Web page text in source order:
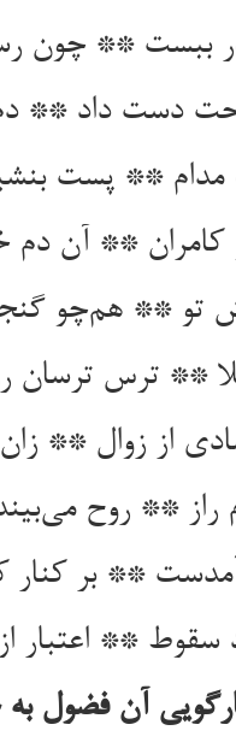
ببست ** چون
دست داد ** دم
** پست
** آن دم
تو ** هم‌چو
بلا ** ترس
از زوال ** زان
راز ** روح
آمدست ** بر
سقوط ** اعتبار
آن فضول به